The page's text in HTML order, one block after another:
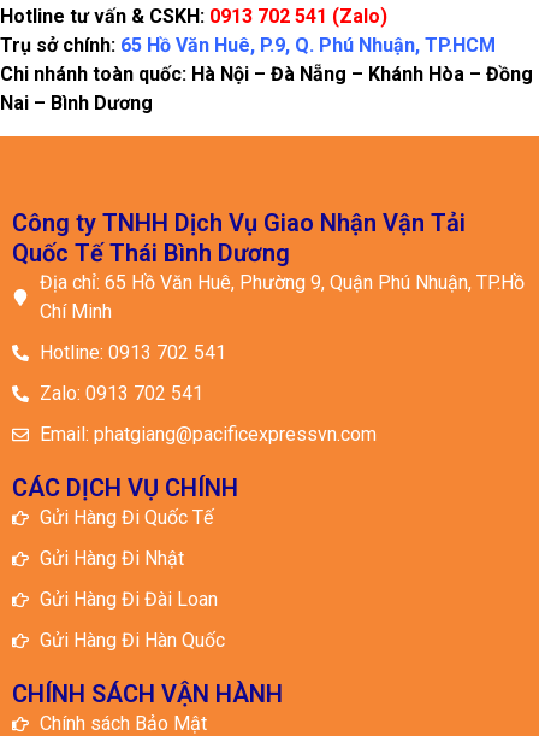
Hotline tư vấn & CSKH: 0913 702 541 (Zalo)
Trụ sở chính: 65 Hồ Văn Huê, P.9, Q. Phú Nhuận, TP.HCM
Chi nhánh toàn quốc: Hà Nội – Đà Nẵng – Khánh Hòa – Đồng
Nai – Bình Dương
Công ty TNHH Dịch Vụ Giao Nhận Vận Tải
Quốc Tế Thái Bình Dương
Địa chỉ: 65 Hồ Văn Huê, Phường 9, Quận Phú Nhuận, TP.Hồ
Chí Minh
Hotline: 0913 702 541
Zalo: 0913 702 541
Email: phatgiang@pacificexpressvn.com
CÁC DỊCH VỤ CHÍNH
Gửi Hàng Đi Quốc Tế
Gửi Hàng Đi Nhật
Gửi Hàng Đi Đài Loan
Gửi Hàng Đi Hàn Quốc
CHÍNH SÁCH VẬN HÀNH
Chính sách Bảo Mật